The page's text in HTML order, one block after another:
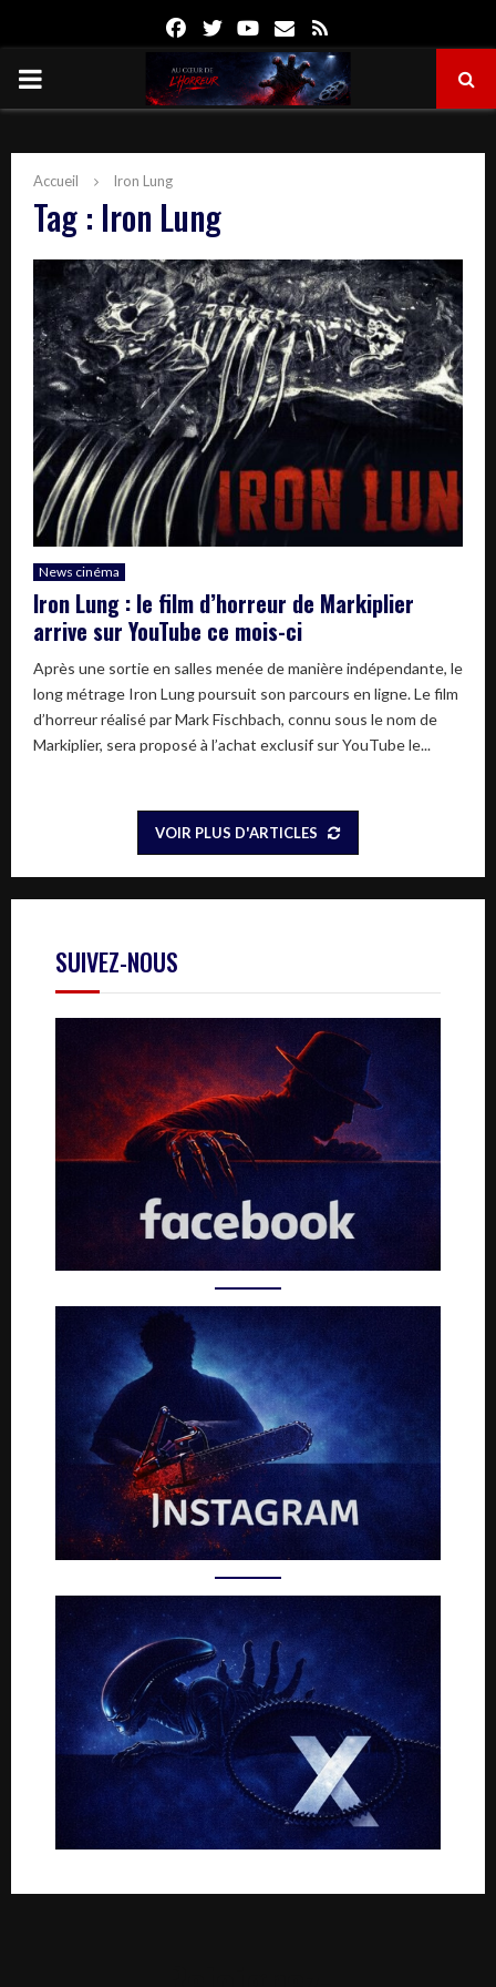
FacebookTwitterYoutube
Email
PRIMARY
Accueil Iron Lung
Tag : Iron Lung
News cinéma
Iron Lung : le film d’horreur de Markiplier
arrive sur YouTube ce mois-ci
Après une sortie en salles menée de manière indépendante, le
long métrage Iron Lung poursuit son parcours en ligne. Le film
d’horreur réalisé par Mark Fischbach, connu sous le nom de
Markiplier, sera proposé à l’achat exclusif sur YouTube le...
VOIR PLUS D'ARTICLES
SUIVEZ-NOUS